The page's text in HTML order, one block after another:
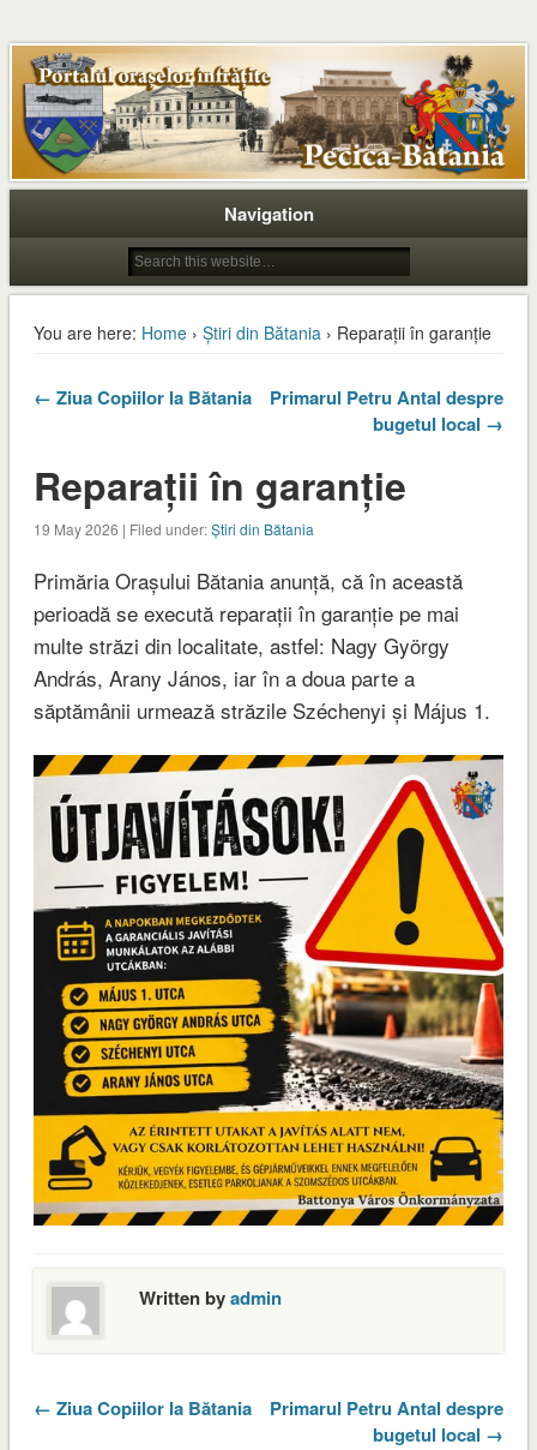
Navigation
You are here: Home› Știri din Bătania› Reparații în garanție
← Ziua Copiilor la Bătania
Primarul Petru Antal despre
bugetul local →
Reparații în garanție
19 May 2026 | Filed under:Știri din Bătania
Primăria Orașului Bătania anunță, că în această
perioadă se execută reparații în garanție pe mai
multe străzi din localitate, astfel: Nagy György
András, Arany János, iar în a doua parte a
săptămânii urmează străzile Széchenyi și Május 1.
Written byadmin
← Ziua Copiilor la Bătania
Primarul Petru Antal despre
bugetul local →